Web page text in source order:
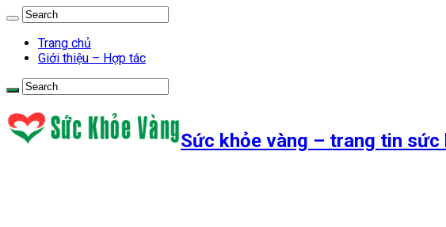
Trang chủ
Giới thiệu – Hợp tác
Sức khỏe vàng – trang tin sức